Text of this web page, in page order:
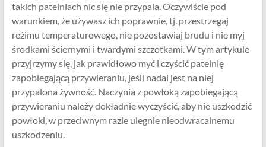
takich patelniach nic się nie przypala. Oczywiście pod
warunkiem, że używasz ich poprawnie, tj. przestrzegaj
reżimu temperaturowego, nie pozostawiaj brudu i nie myj
środkami ściernymi i twardymi szczotkami. W tym artykule
przyjrzymy się, jak prawidłowo myć i czyścić patelnię
zapobiegającą przywieraniu, jeśli nadal jest na niej
przypalona żywność. Naczynia z powłoką zapobiegającą
przywieraniu należy dokładnie wyczyścić, aby nie uszkodzić
powłoki, w przeciwnym razie ulegnie nieodwracalnemu
uszkodzeniu.